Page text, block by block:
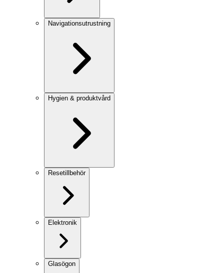
Navigationsutrustning
Hygien & produktvård
Resetillbehör
Elektronik
Glasögon